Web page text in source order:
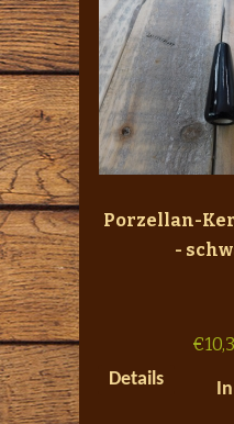
Porzellan-
-
€
Details